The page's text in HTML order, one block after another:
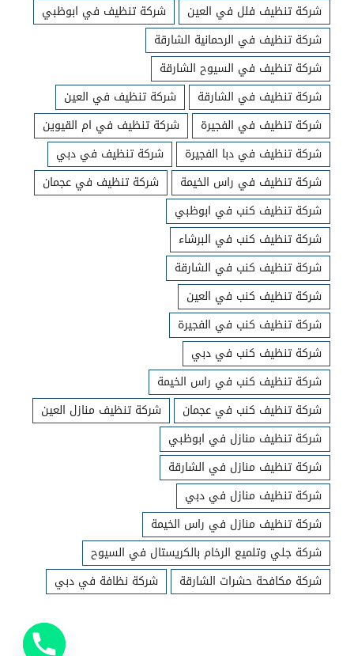
شركة تنظيف فلل في العين
شركة تنظيف في ابوظبي
شركة تنظيف في الرحمانية الشارقة
شركة تنظيف في السيوح الشارقة
شركة تنظيف في الشارقة
شركة تنظيف في العين
شركة تنظيف في الفجيرة
شركة تنظيف في ام القيوين
شركة تنظيف في دبا الفجيرة
شركة تنظيف في دبي
شركة تنظيف في راس الخيمة
شركة تنظيف في عجمان
شركة تنظيف كنب في ابوظبي
شركة تنظيف كنب في البرشاء
شركة تنظيف كنب في الشارقة
شركة تنظيف كنب في العين
شركة تنظيف كنب في الفجيرة
شركة تنظيف كنب في دبي
شركة تنظيف كنب في راس الخيمة
شركة تنظيف كنب في عجمان
شركة تنظيف منازل العين
شركة تنظيف منازل في ابوظبي
شركة تنظيف منازل في الشارقة
شركة تنظيف منازل في دبي
شركة تنظيف منازل في راس الخيمة
شركة جلي وتلميع الرخام بالكريستال في السيوح
شركة مكافحة حشرات الشارقة
شركة نظافة في دبي